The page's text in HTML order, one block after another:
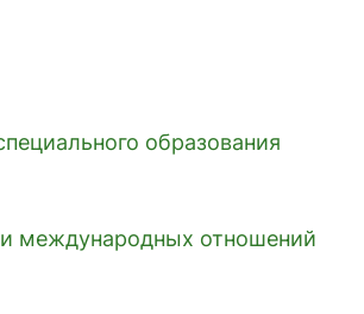
образования
международных отношений